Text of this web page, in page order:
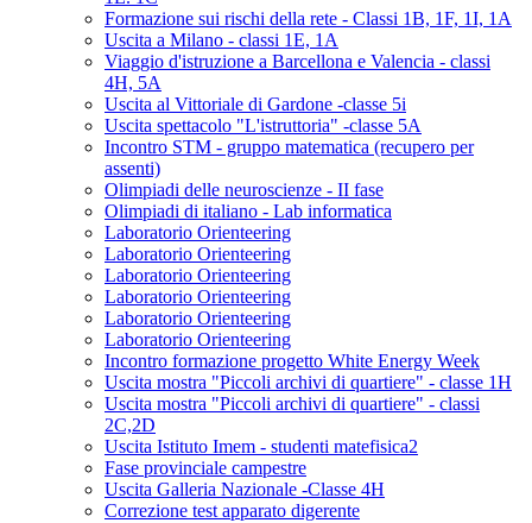
Formazione sui rischi della rete - Classi 1B, 1F, 1I, 1A
Uscita a Milano - classi 1E, 1A
Viaggio d'istruzione a Barcellona e Valencia - classi
4H, 5A
Uscita al Vittoriale di Gardone -classe 5i
Uscita spettacolo "L'istruttoria" -classe 5A
Incontro STM - gruppo matematica (recupero per
assenti)
Olimpiadi delle neuroscienze - II fase
Olimpiadi di italiano - Lab informatica
Laboratorio Orienteering
Laboratorio Orienteering
Laboratorio Orienteering
Laboratorio Orienteering
Laboratorio Orienteering
Laboratorio Orienteering
Incontro formazione progetto White Energy Week
Uscita mostra "Piccoli archivi di quartiere" - classe 1H
Uscita mostra "Piccoli archivi di quartiere" - classi
2C,2D
Uscita Istituto Imem - studenti matefisica2
Fase provinciale campestre
Uscita Galleria Nazionale -Classe 4H
Correzione test apparato digerente